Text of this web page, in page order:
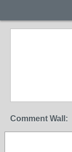
Comment Wall: